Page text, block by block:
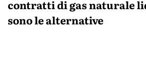
contratti di gas naturale
sono le alternative